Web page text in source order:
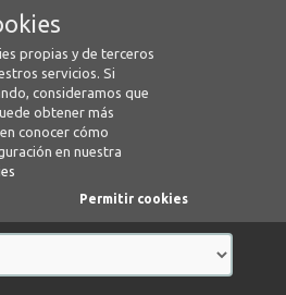
propias y de terceros
servicios. Si
consideramos que
obtener más
conocer cómo
en nuestra
Permitir cookies